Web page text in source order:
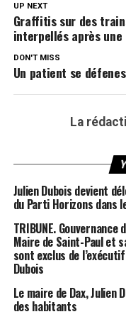
UP NEXT
Graffitis sur des
interpellés après
DON'T MISS
Un patient se
La
Julien Dubois devient
du Parti Horizons dans
TRIBUNE. Gouvernance
Maire de Saint-Paul et
sont exclus de
Dubois
Le maire de Dax, Julien
des habitants